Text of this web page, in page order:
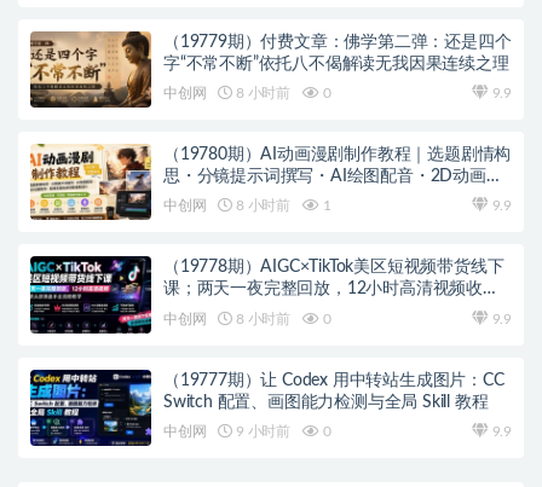
（19779期）付费文章：佛学第二弹：还是四个
字“不常不断”依托八不偈解读无我因果连续之理
中创网 8 小时前 0 9.9
（19780期）AI动画漫剧制作教程｜选题剧情构
思・分镜提示词撰写・AI绘图配音・2D动画制
作・剪映实操完成完整漫剧成片
中创网 8 小时前 1 9.9
（19778期）AIGC×TikTok美区短视频带货线下
课；两天一夜完整回放，12小时高清视频收录
头部操盘手全流程教学
中创网 8 小时前 0 9.9
（19777期）让 Codex 用中转站生成图片：CC
Switch 配置、画图能力检测与全局 Skill 教程
中创网 9 小时前 0 9.9